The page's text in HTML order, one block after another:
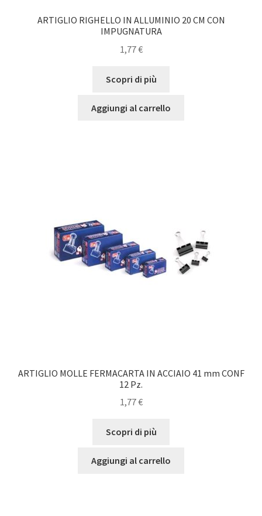
ARTIGLIO RIGHELLO IN ALLUMINIO 20 CM CON
IMPUGNATURA
1,77€
Scopri di più
Aggiungi al carrello
ARTIGLIO MOLLE FERMACARTA IN ACCIAIO 41 mm CONF
12 Pz.
1,77€
Scopri di più
Aggiungi al carrello